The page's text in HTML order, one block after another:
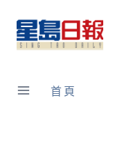
content
首頁